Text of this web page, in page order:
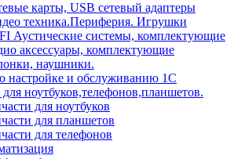
карты, USB сетевый адаптеры
техника.Периферия. Игрушки
Аустические системы, комплектующие
аксессуары, комплектующие
наушники.
настройке и обслуживанию 1С
для ноутбуков,телефонов,планшетов.
для ноутбуков
для планшетов
для телефонов